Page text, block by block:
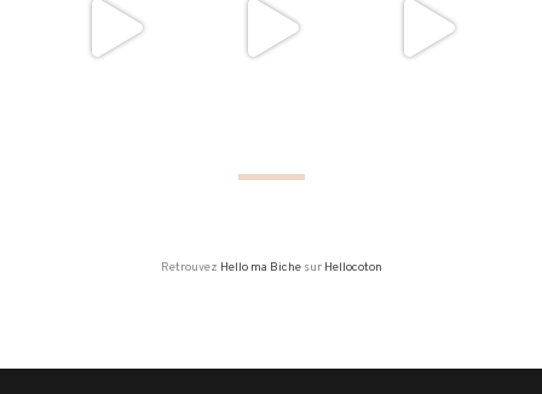
Retrouvez Hello ma Bichesur Hellocoton